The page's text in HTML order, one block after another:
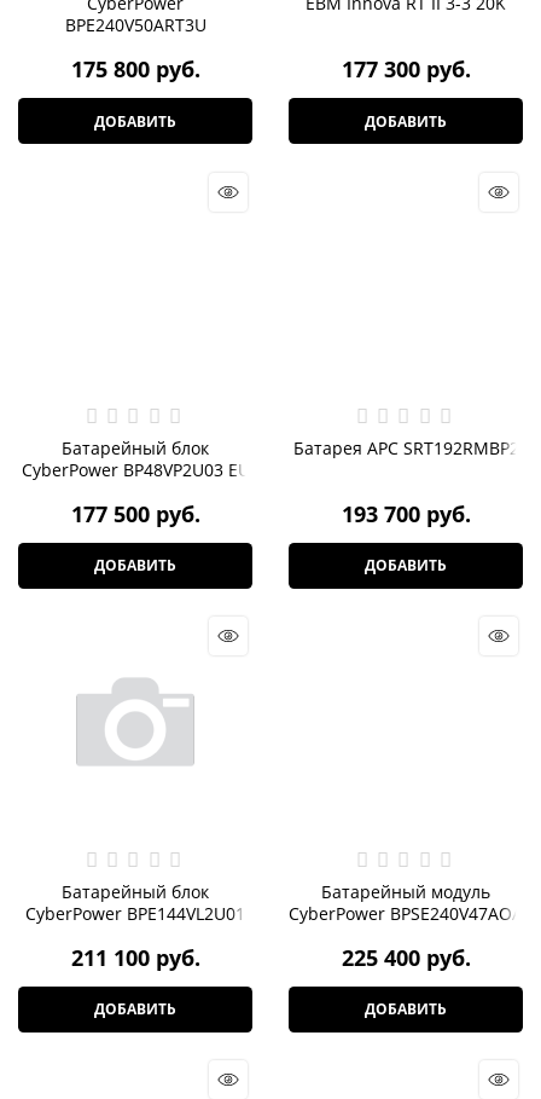
BPE240V50ART3U
175 800 руб.
ДОБАВИТЬ
177 300 руб.
ДОБАВИТЬ
Батарейный блок
CyberPower BP48VP2U03 EU
177 500 руб.
ДОБАВИТЬ
Батарея APC SRT192RMBP2
193 700 руб.
ДОБАВИТЬ
Батарейный блок
CyberPower BPE144VL2U01
211 100 руб.
ДОБАВИТЬ
Батарейный модуль
CyberPower BPSE240V47AOA
225 400 руб.
ДОБАВИТЬ